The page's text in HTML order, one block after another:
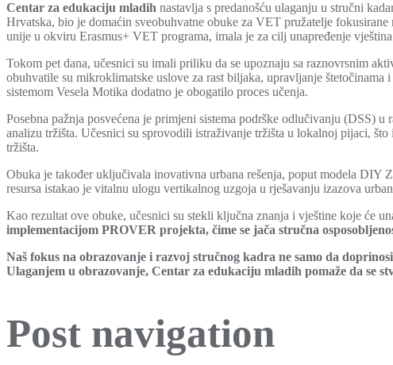
Centar za edukaciju mladih nastavlja s predanošću ulaganju u stručni
Hrvatska, bio je domaćin sveobuhvatne obuke za VET pružatelje
unije u okviru Erasmus+ VET programa, imala je za cilj unapređenje
Tokom pet dana, učesnici su imali priliku da se upoznaju sa raznovrsnim
obuhvatile su mikroklimatske uslove za rast biljaka, upravljanje
sistemom Vesela Motika dodatno je obogatilo proces učenja.
Posebna pažnja posvećena je primjeni sistema podrške odlučivanju (DSS)
analizu tržišta. Učesnici su sprovodili istraživanje tržišta u lokalnoj pijaci,
tržišta.
Obuka je također uključivala inovativna urbana rešenja, poput modela DIY
resursa istakao je vitalnu ulogu vertikalnog uzgoja u rješavanju izazova
Kao rezultat ove obuke, učesnici su stekli ključna znanja i vještine koje će
implementacijom PROVER projekta, čime se jača stručna
Naš fokus na obrazovanje i razvoj stručnog kadra ne samo da
Ulaganjem u obrazovanje, Centar za edukaciju mladih pomaže da se
Post navigation